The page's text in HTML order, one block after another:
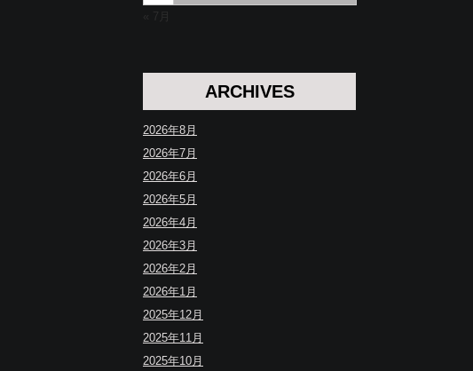
« 7月
ARCHIVES
2026年8月
2026年7月
2026年6月
2026年5月
2026年4月
2026年3月
2026年2月
2026年1月
2025年12月
2025年11月
2025年10月